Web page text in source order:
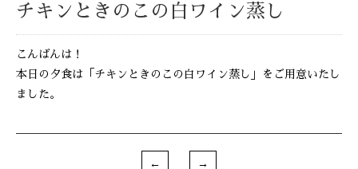
チキンときのこの白ワイン蒸し
こんばんは！
本日の夕食は「チキンときのこの白ワイン蒸し」をご用意いたし
ました。